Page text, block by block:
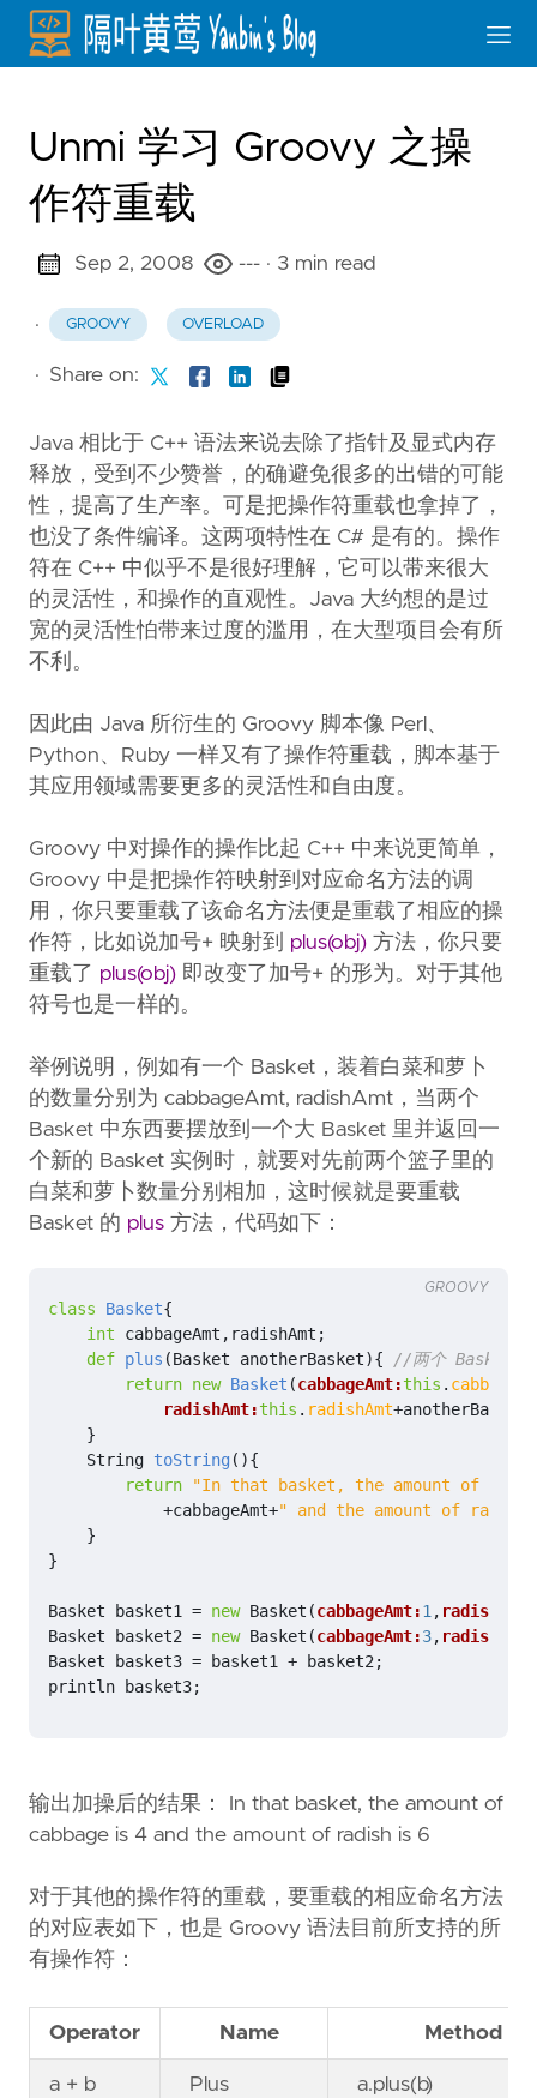
Unmi 学习 Groovy 之操
作符重载
Sep 2, 2008 --- · 3 min read
· GROOVY OVERLOAD
· Share on:
Java 相比于 C++ 语法来说去除了指针及显式内存
释放，受到不少赞誉，的确避免很多的出错的可能
性，提高了生产率。可是把操作符重载也拿掉了，
也没了条件编译。这两项特性在 C# 是有的。操作
符在 C++ 中似乎不是很好理解，它可以带来很大
的灵活性，和操作的直观性。Java 大约想的是过
宽的灵活性怕带来过度的滥用，在大型项目会有所
不利。
因此由 Java 所衍生的 Groovy 脚本像 Perl、
Python、Ruby 一样又有了操作符重载，脚本基于
其应用领域需要更多的灵活性和自由度。
Groovy 中对操作的操作比起 C++ 中来说更简单，
Groovy 中是把操作符映射到对应命名方法的调
用，你只要重载了该命名方法便是重载了相应的操
作符，比如说加号+ 映射到 plus(obj) 方法，你只要
重载了 plus(obj) 即改变了加号+ 的形为。对于其他
符号也是一样的。
举例说明，例如有一个 Basket，装着白菜和萝卜
的数量分别为 cabbageAmt, radishAmt，当两个
Basket 中东西要摆放到一个大 Basket 里并返回一
个新的 Basket 实例时，就要对先前两个篮子里的
白菜和萝卜数量分别相加，这时候就是要重载
Basket 的 plus 方法，代码如下：
class Basket{
int
cabbageAmt , radishAmt ;
def plus (Basket anotherBasket){
return new Basket (cabbageAmt:this .
radishAmt:this . radishAmt+anotherBasket
}
String toString (){
return
"In that basket, the amount of
+cabbageAmt+" and the amount of
}
}
Basket basket1 = new Basket (cabbageAmt:1, radishAmt:
Basket
basket2 = new Basket (cabbageAmt:3, radishAmt:
Basket
basket3 = basket1 + basket2;
println
basket3;
GROOVY
输出加操后的结果： In that basket, the amount of
cabbage is 4 and the amount of radish is 6
对于其他的操作符的重载，要重载的相应命名方法
的对应表如下，也是 Groovy 语法目前所支持的所
有操作符：
Operator Name Method
a + b Plus a.plus(b)